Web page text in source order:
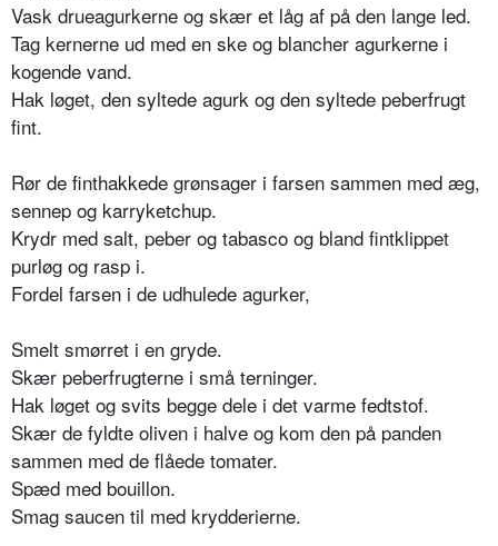
Vask drueagurkerne og skær et låg af på den lange led.
Tag kernerne ud med en ske og blancher agurkerne i
kogende vand.
Hak løget, den syltede agurk og den syltede peberfrugt
fint.
Rør de finthakkede grønsager i farsen sammen med æg,
sennep og karryketchup.
Krydr med salt, peber og tabasco og bland fintklippet
purløg og rasp i.
Fordel farsen i de udhulede agurker,
Smelt smørret i en gryde.
Skær peberfrugterne i små terninger.
Hak løget og svits begge dele i det varme fedtstof.
Skær de fyldte oliven i halve og kom den på panden
sammen med de flåede tomater.
Spæd med bouillon.
Smag saucen til med krydderierne.